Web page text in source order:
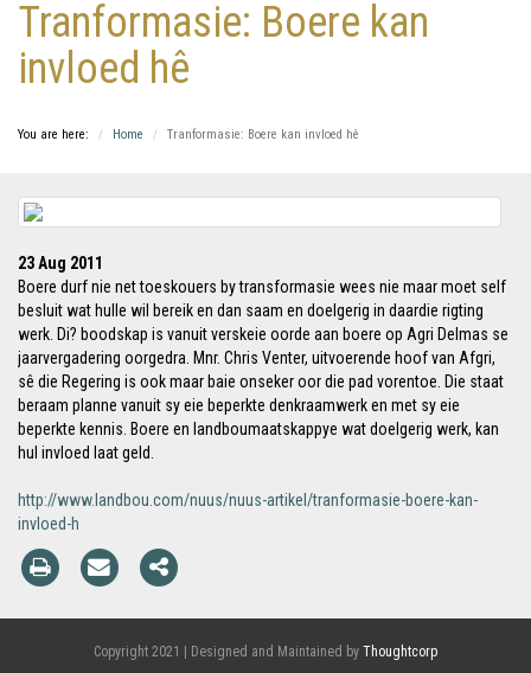
Tranformasie: Boere kan
invloed hê
You are here: Home Tranformasie: Boere kan invloed hê
23 Aug 2011
Boere durf nie net toeskouers by transformasie wees nie maar moet self
besluit wat hulle wil bereik en dan saam en doelgerig in daardie rigting
werk. Di? boodskap is vanuit verskeie oorde aan boere op Agri Delmas se
jaarvergadering oorgedra. Mnr. Chris Venter, uitvoerende hoof van Afgri,
sê die Regering is ook maar baie onseker oor die pad vorentoe. Die staat
beraam planne vanuit sy eie beperkte denkraamwerk en met sy eie
beperkte kennis. Boere en landboumaatskappye wat doelgerig werk, kan
hul invloed laat geld.
http://www.landbou.com/nuus/nuus-artikel/tranformasie-boere-kan-
invloed-h
Copyright 2021 | Designed and Maintained by Thoughtcorp